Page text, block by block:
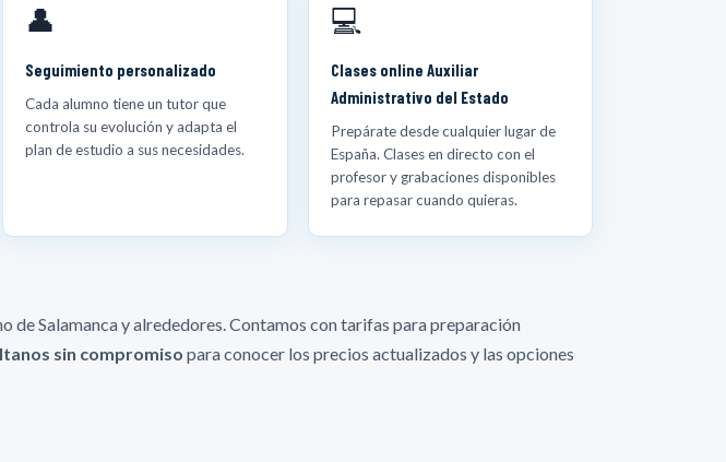
👤
Seguimiento personalizado
Cada alumno tiene un tutor que
controla su evolución y adapta el
plan de estudio a sus necesidades.
💻
Clases online Auxiliar
Administrativo del Estado
Prepárate desde cualquier lugar de
España. Clases en directo con el
profesor y grabaciones disponibles
para repasar cuando quieras.
Salamanca y alrededores. Contamos con tarifas para preparación
sin compromiso para conocer los precios actualizados y las opciones